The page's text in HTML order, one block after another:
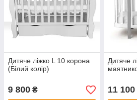
Дитяче ліжко L 10 корона
(Білий колір)
9 800 ₴
Дитяче
11 100